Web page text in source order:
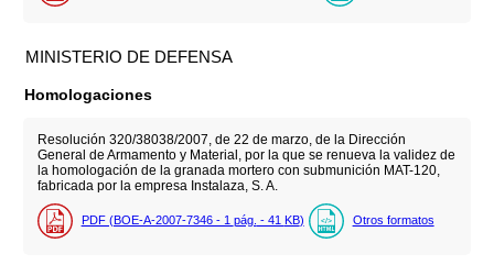
MINISTERIO DE DEFENSA
Homologaciones
Resolución 320/38038/2007, de 22 de marzo, de la Dirección
General de Armamento y Material, por la que se renueva la validez de
la homologación de la granada mortero con submunición MAT-120,
fabricada por la empresa Instalaza, S. A.
PDF (BOE-A-2007-7346 - 1 pág. - 41 KB) Otros formatos